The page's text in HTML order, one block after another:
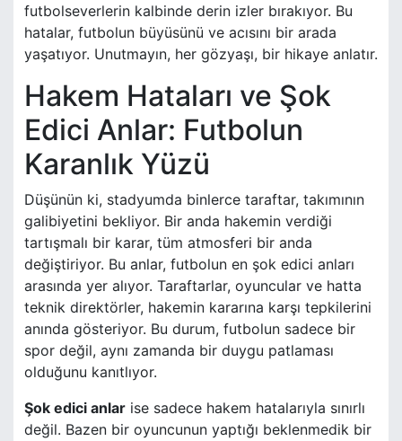
futbolseverlerin kalbinde derin izler bırakıyor. Bu
hatalar, futbolun büyüsünü ve acısını bir arada
yaşatıyor. Unutmayın, her gözyaşı, bir hikaye anlatır.
Hakem Hataları ve Şok
Edici Anlar: Futbolun
Karanlık Yüzü
Düşünün ki, stadyumda binlerce taraftar, takımının
galibiyetini bekliyor. Bir anda hakemin verdiği
tartışmalı bir karar, tüm atmosferi bir anda
değiştiriyor. Bu anlar, futbolun en şok edici anları
arasında yer alıyor. Taraftarlar, oyuncular ve hatta
teknik direktörler, hakemin kararına karşı tepkilerini
anında gösteriyor. Bu durum, futbolun sadece bir
spor değil, aynı zamanda bir duygu patlaması
olduğunu kanıtlıyor.
Şok edici anlar ise sadece hakem hatalarıyla sınırlı
değil. Bazen bir oyuncunun yaptığı beklenmedik bir